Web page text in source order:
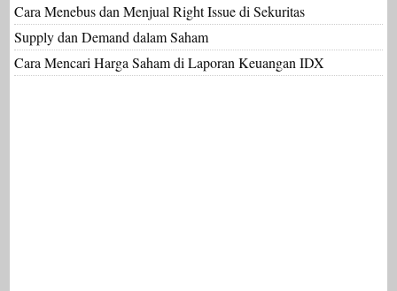
Cara Menebus dan Menjual Right Issue di Sekuritas
Supply dan Demand dalam Saham
Cara Mencari Harga Saham di Laporan Keuangan IDX